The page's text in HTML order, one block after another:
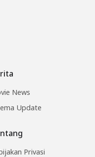
News
Update
Privasi